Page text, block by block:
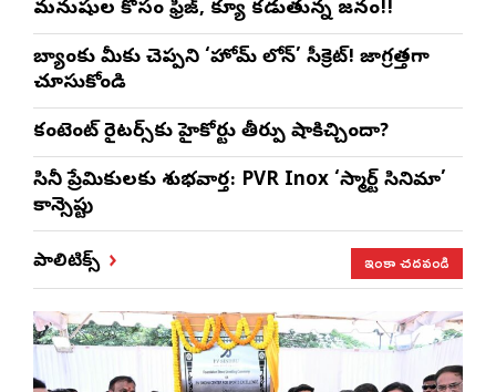
మనుషుల కోసం ఫ్రిజ్, క్యూ కడుతున్న జనం!!
బ్యాంకు మీకు చెప్పని ‘హోమ్ లోన్’ సీక్రెట్! జాగ్రత్తగా
చూసుకోండి
కంటెంట్ రైటర్స్‌కు హైకోర్టు తీర్పు షాకిచ్చిందా?
సినీ ప్రేమికులకు శుభవార్త: PVR Inox ‘స్మార్ట్ సినిమా’
కాన్సెప్టు
పాలిటిక్స్ ఇంకా చదవండి